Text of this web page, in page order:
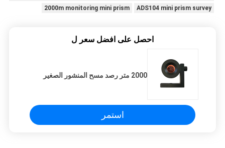
ADS104 mini prism survey
2000m monitoring mini prism
احصل على افضل سعر ل
2000 متر رصد مسح المنشور الصغير
استمر